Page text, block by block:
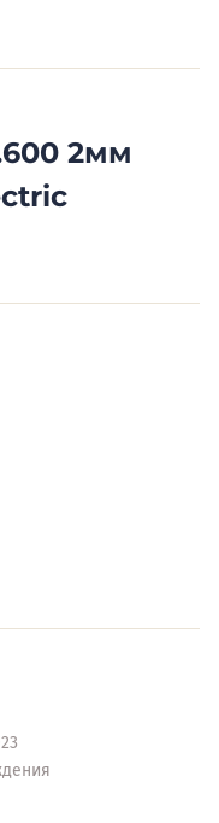
2мм